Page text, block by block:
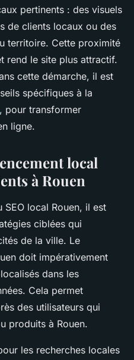
pertinents : des visuels
de clients locaux ou des
territoire. Cette proximité
rend le site plus attractif.
cette démarche, il est
spécifiques à la
, pour transformer
ligne.
local
à Rouen
local Rouen, il est
ciblées qui
de la ville. Le
doit impérativement
dans les
Cela permet
des utilisateurs qui
produits à Rouen.
les recherches locales